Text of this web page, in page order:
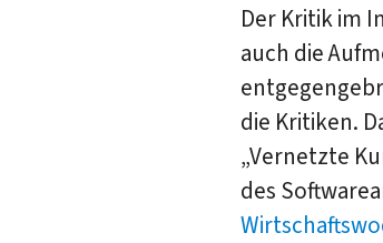
Der Kritik im
auch die
die Kritiken.
„Vernetzte
des